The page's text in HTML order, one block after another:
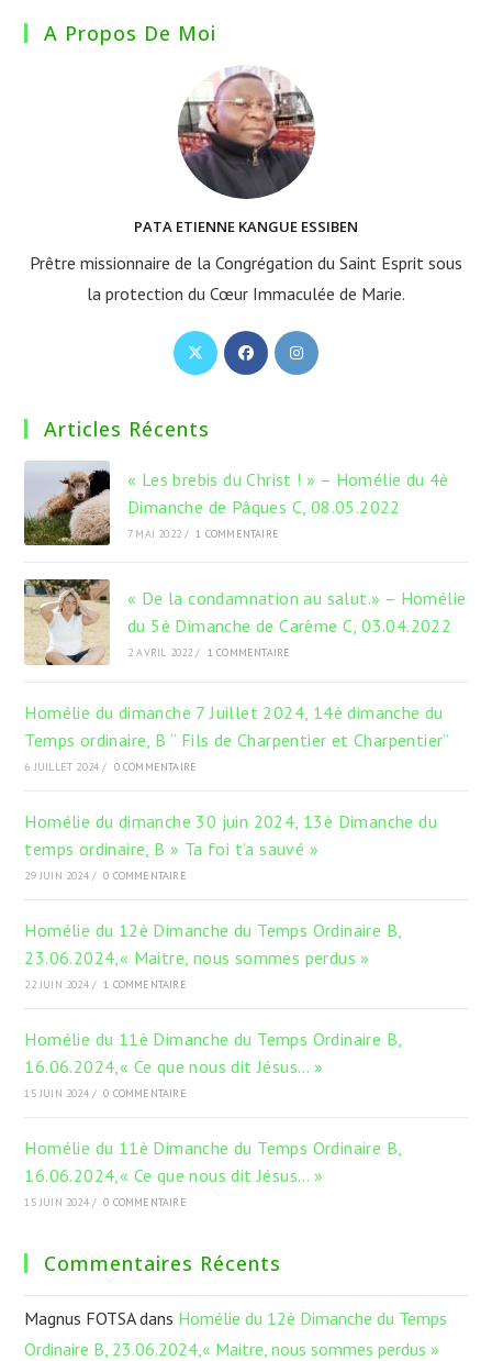
A Propos De Moi
PATA ETIENNE KANGUE ESSIBEN
Prêtre missionnaire de la Congrégation du Saint Esprit sous
la protection du Cœur Immaculée de Marie.
S’ouvre
dans
S’ouvre
dans
S’ouvre
Articles Récents
« Les brebis du Christ ! » – Homélie du 4è
Dimanche de Pâques C, 08.05.2022
7 MAI 2022 / 1 COMMENTAIRE
« De la condamnation au salut.» – Homélie
du 5è Dimanche de Carême C, 03.04.2022
2 AVRIL 2022 / 1 COMMENTAIRE
Homélie du dimanche 7 Juillet 2024, 14è dimanche du
Temps ordinaire, B “ Fils de Charpentier et Charpentier”
6 JUILLET 2024 / 0 COMMENTAIRE
Homélie du dimanche 30 juin 2024, 13è Dimanche du
temps ordinaire, B » Ta foi t’a sauvé »
29 JUIN 2024 / 0 COMMENTAIRE
Homélie du 12è Dimanche du Temps Ordinaire B,
23.06.2024,« Maitre, nous sommes perdus »
22 JUIN 2024 / 1 COMMENTAIRE
Homélie du 11è Dimanche du Temps Ordinaire B,
16.06.2024,« Ce que nous dit Jésus… »
15 JUIN 2024 / 0 COMMENTAIRE
Homélie du 11è Dimanche du Temps Ordinaire B,
16.06.2024,« Ce que nous dit Jésus… »
15 JUIN 2024 / 0 COMMENTAIRE
Commentaires Récents
Magnus FOTSAdans Homélie du 12è Dimanche du Temps
Ordinaire B, 23.06.2024,« Maitre, nous sommes perdus »